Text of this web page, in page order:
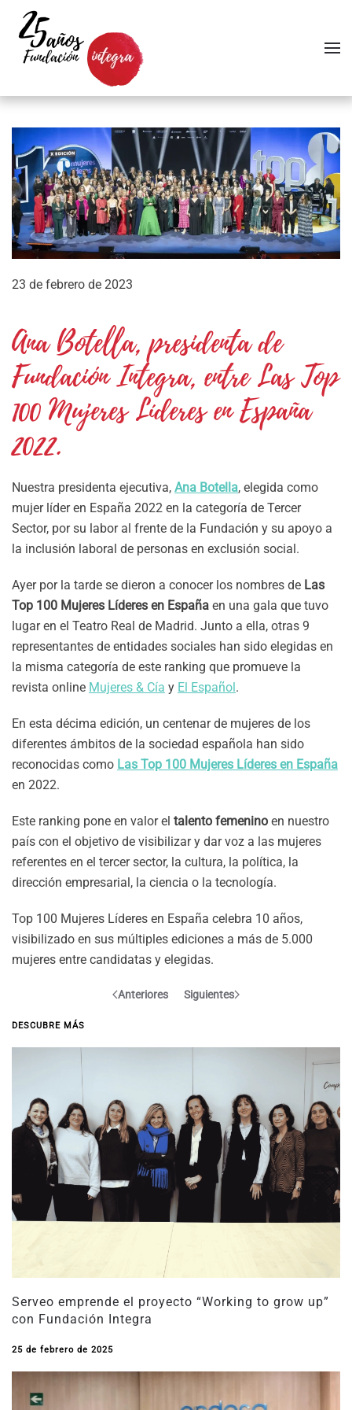
Skip to main content
23 de febrero de 2023
Ana Botella, presidenta de
Fundación Integra, entre Las Top
100 Mujeres Líderes en España
2022.
Nuestra presidenta ejecutiva, Ana Botella, elegida como
mujer líder en España 2022 en la categoría de Tercer
Sector, por su labor al frente de la Fundación y su apoyo a
la inclusión laboral de personas en exclusión social.
Ayer por la tarde se dieron a conocer los nombres de Las
Top 100 Mujeres Líderes en España en una gala que tuvo
lugar en el Teatro Real de Madrid. Junto a ella, otras 9
representantes de entidades sociales han sido elegidas en
la misma categoría de este ranking que promueve la
revista online Mujeres & Cía y El Español.
En esta décima edición, un centenar de mujeres de los
diferentes ámbitos de la sociedad española han sido
reconocidas como Las Top 100 Mujeres Líderes en España
en 2022.
Este ranking pone en valor el talento femenino en nuestro
país con el objetivo de visibilizar y dar voz a las mujeres
referentes en el tercer sector, la cultura, la política, la
dirección empresarial, la ciencia o la tecnología.
Top 100 Mujeres Líderes en España celebra 10 años,
visibilizado en sus múltiples ediciones a más de 5.000
mujeres entre candidatas y elegidas.
Anteriores Siguientes
DESCUBRE MÁS
Serveo emprende el proyecto “Working to grow up”
con Fundación Integra
25 de febrero de 2025